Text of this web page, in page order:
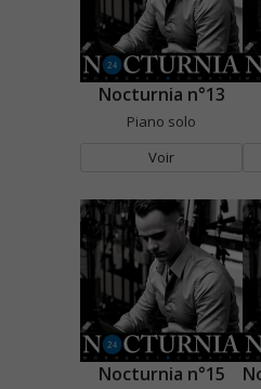
Nocturnia n°13
Piano solo
Voir
Nocturnia n°15